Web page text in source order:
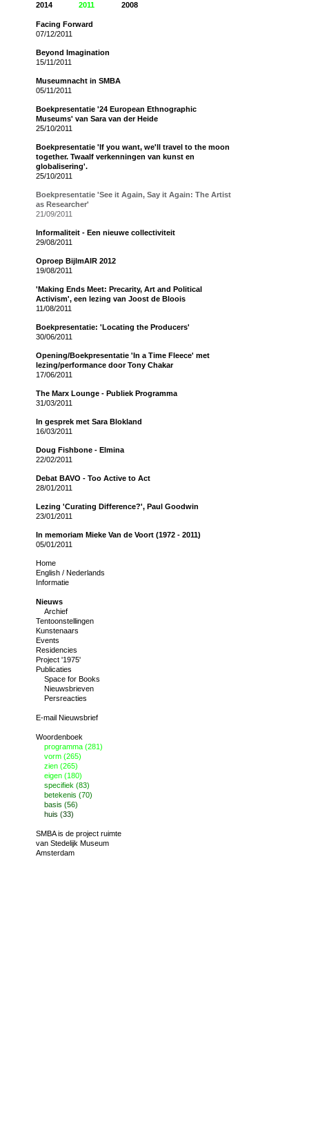
2014 2011 2008
Facing Forward
07/12/2011
Beyond Imagination
15/11/2011
Museumnacht in SMBA
05/11/2011
Boekpresentatie '24 European Ethnographic
Museums' van Sara van der Heide
25/10/2011
Boekpresentatie 'If you want, we'll travel to the moon
together. Twaalf verkenningen van kunst en
globalisering'.
25/10/2011
Boekpresentatie 'See it Again, Say it Again: The Artist
as Researcher'
21/09/2011
Informaliteit - Een nieuwe collectiviteit
29/08/2011
Oproep BijlmAIR 2012
19/08/2011
'Making Ends Meet: Precarity, Art and Political
Activism', een lezing van Joost de Bloois
11/08/2011
Boekpresentatie: 'Locating the Producers'
30/06/2011
Opening/Boekpresentatie 'In a Time Fleece' met
lezing/performance door Tony Chakar
17/06/2011
The Marx Lounge - Publiek Programma
31/03/2011
In gesprek met Sara Blokland
16/03/2011
Doug Fishbone - Elmina
22/02/2011
Debat BAVO - Too Active to Act
28/01/2011
Lezing 'Curating Difference?', Paul Goodwin
23/01/2011
In memoriam Mieke Van de Voort (1972 - 2011)
05/01/2011
Home
English / Nederlands
Informatie
Nieuws
Archief
Tentoonstellingen
Kunstenaars
Events
Residencies
Project '1975'
Publicaties
Space for Books
Nieuwsbrieven
Persreacties
E-mail Nieuwsbrief
Woordenboek
programma (281)
vorm (265)
zien (265)
eigen (180)
specifiek (83)
betekenis (70)
basis (56)
huis (33)
SMBA is de project ruimte
van Stedelijk Museum
Amsterdam